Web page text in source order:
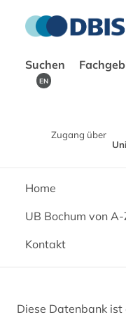
Suchen
EN
Zugang über
Home
UB Bochum von A-
Kontakt
Diese Datenbank